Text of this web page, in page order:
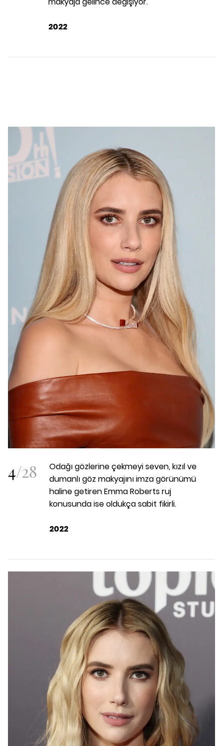
2022
4/28
Odağı gözlerine çekmeyi seven, kızıl ve
dumanlı göz makyajını imza görünümü
haline getiren Emma Roberts ruj
konusunda ise oldukça sabit fikirli.
2022